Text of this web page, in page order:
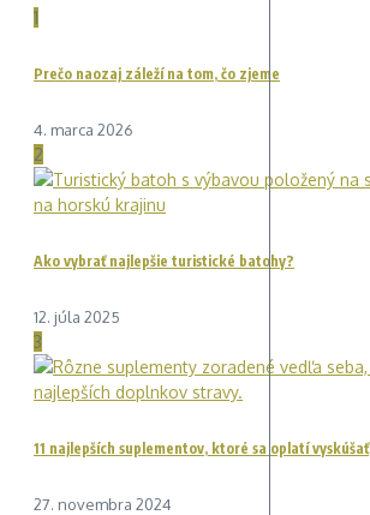
1
Prečo naozaj záleží na tom, čo zjeme
4. marca 2026
2
Ako vybrať najlepšie turistické batohy?
12. júla 2025
3
11 najlepších suplementov, ktoré sa oplatí vyskúšať
27. novembra 2024